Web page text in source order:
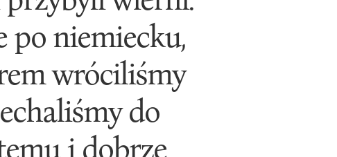
po niemiecku,
wróciliśmy
do
i dobrze